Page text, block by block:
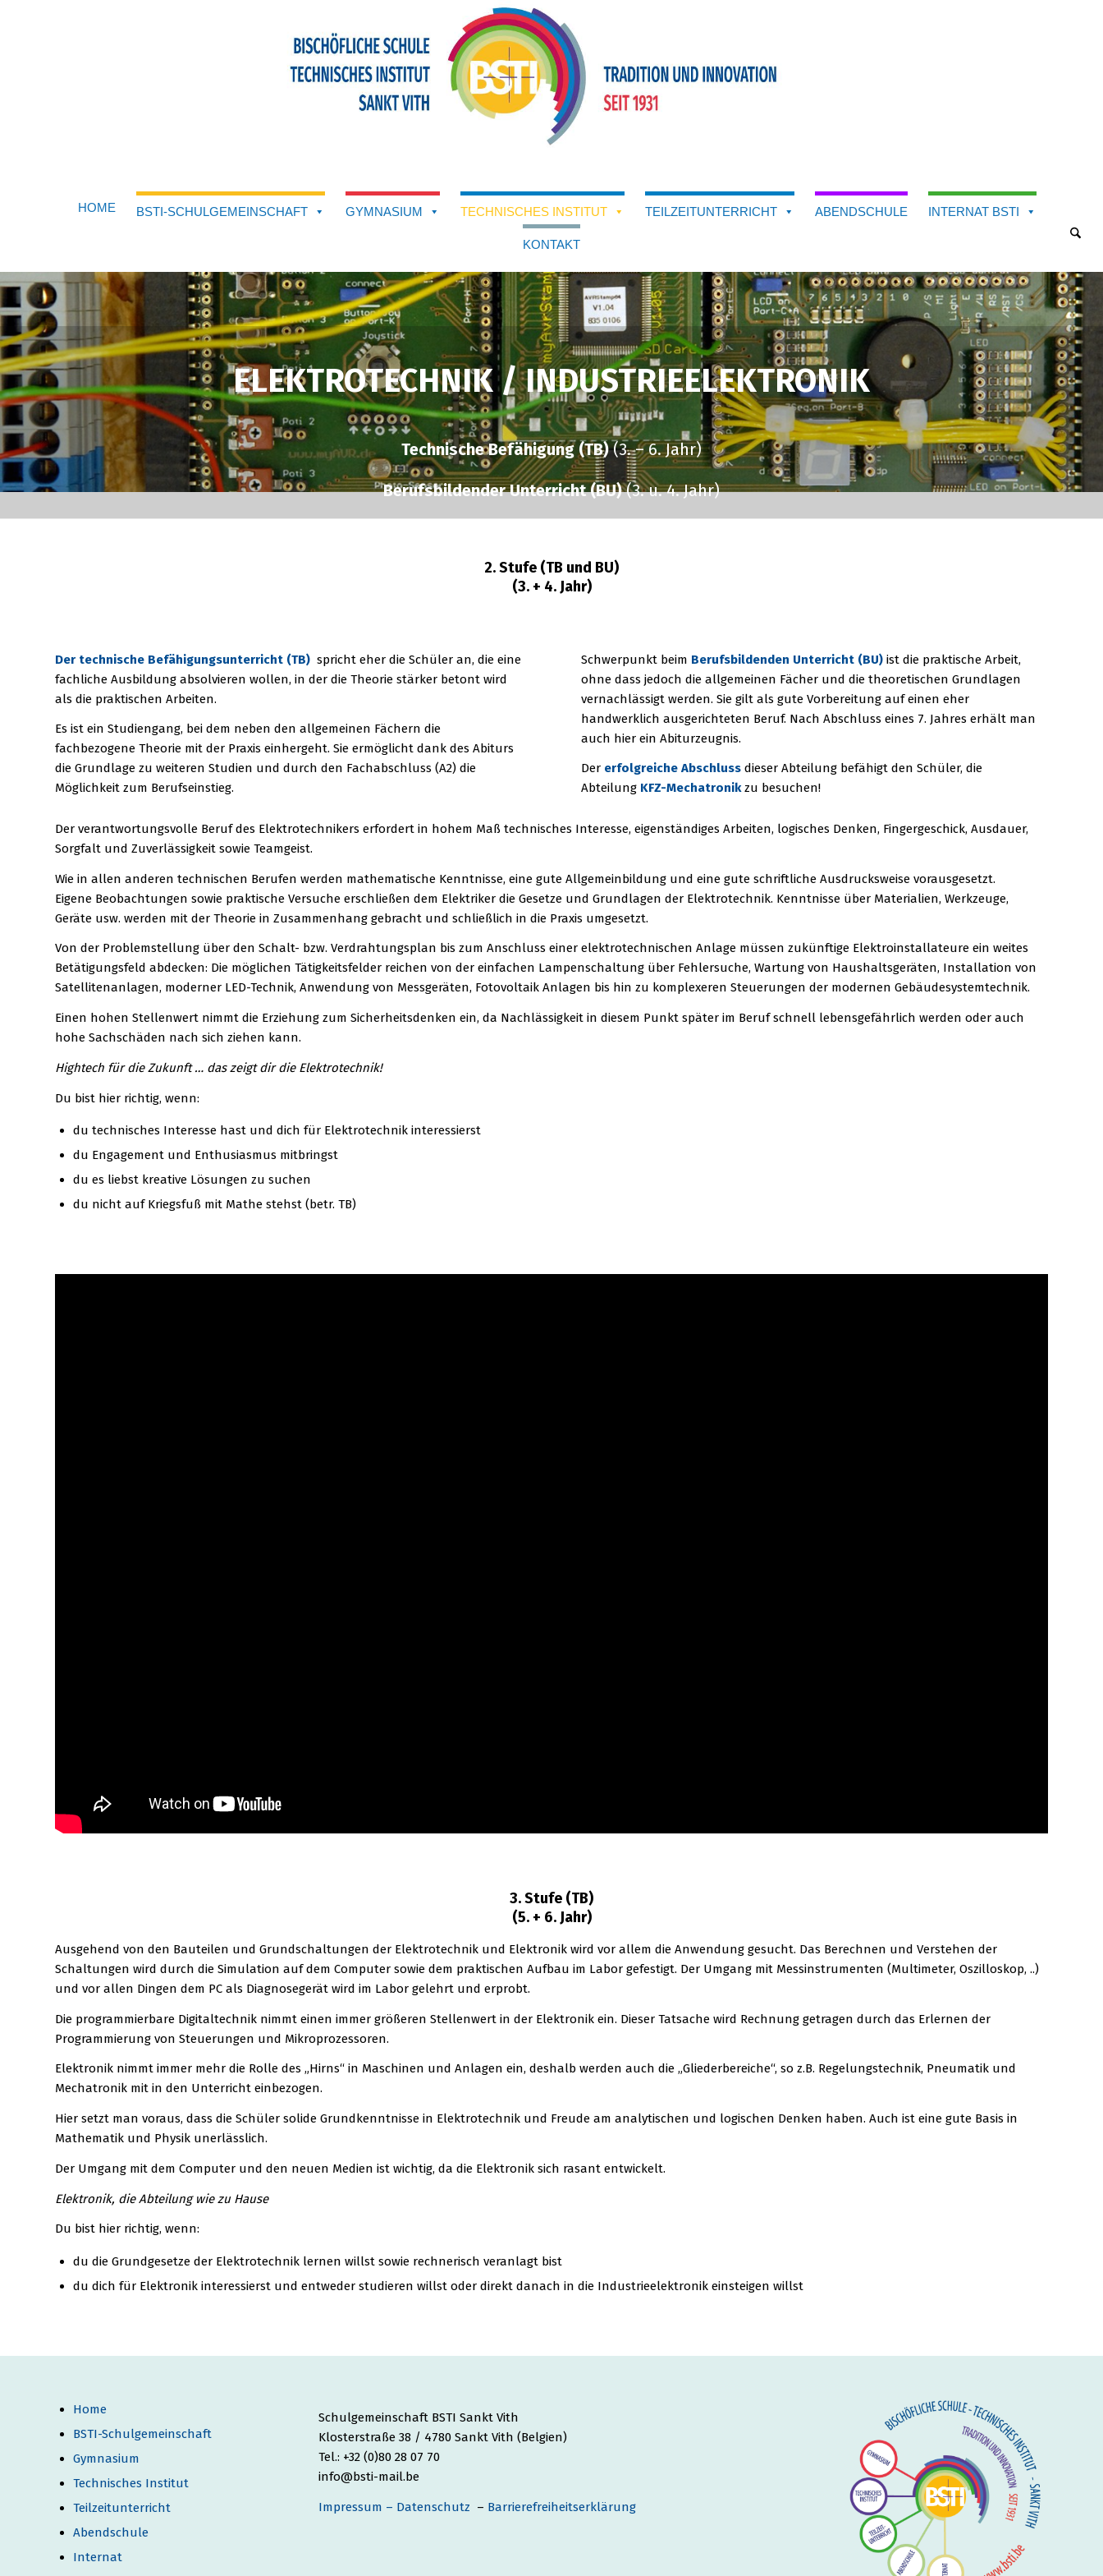
HOME BSTI-SCHULGEMEINSCHAFT GYMNASIUM TECHNISCHES INSTITUT TEILZEITUNTERRICHT ABENDSCHULE INTERNAT BSTI
KONTAKT
ELEKTROTECHNIK / INDUSTRIEELEKTRONIK
Technische Befähigung (TB)(3. – 6. Jahr)
Berufsbildender Unterricht (BU)(3. u. 4. Jahr)
2. Stufe (TB und BU)
(3. + 4. Jahr)
Der technische Befähigungsunterricht (TB) spricht eher die Schüler an, die eine
fachliche Ausbildung absolvieren wollen, in der die Theorie stärker betont wird
als die praktischen Arbeiten.
Es ist ein Studiengang, bei dem neben den allgemeinen Fächern die
fachbezogene Theorie mit der Praxis einhergeht. Sie ermöglicht dank des Abiturs
die Grundlage zu weiteren Studien und durch den Fachabschluss (A2) die
Möglichkeit zum Berufseinstieg.
Schwerpunkt beim Berufsbildenden Unterricht (BU) ist die praktische Arbeit,
ohne dass jedoch die allgemeinen Fächer und die theoretischen Grundlagen
vernachlässigt werden. Sie gilt als gute Vorbereitung auf einen eher
handwerklich ausgerichteten Beruf. Nach Abschluss eines 7. Jahres erhält man
auch hier ein Abiturzeugnis.
Der erfolgreiche Abschluss dieser Abteilung befähigt den Schüler, die
Abteilung KFZ-Mechatronikzu besuchen!
Der verantwortungsvolle Beruf des Elektrotechnikers erfordert in hohem Maß technisches Interesse, eigenständiges Arbeiten, logisches Denken, Fingergeschick, Ausdauer,
Sorgfalt und Zuverlässigkeit sowie Teamgeist.
Wie in allen anderen technischen Berufen werden mathematische Kenntnisse, eine gute Allgemeinbildung und eine gute schriftliche Ausdrucksweise vorausgesetzt.
Eigene Beobachtungen sowie praktische Versuche erschließen dem Elektriker die Gesetze und Grundlagen der Elektrotechnik. Kenntnisse über Materialien, Werkzeuge,
Geräte usw. werden mit der Theorie in Zusammenhang gebracht und schließlich in die Praxis umgesetzt.
Von der Problemstellung über den Schalt- bzw. Verdrahtungsplan bis zum Anschluss einer elektrotechnischen Anlage müssen zukünftige Elektroinstallateure ein weites
Betätigungsfeld abdecken: Die möglichen Tätigkeitsfelder reichen von der einfachen Lampenschaltung über Fehlersuche, Wartung von Haushaltsgeräten, Installation von
Satellitenanlagen, moderner LED-Technik, Anwendung von Messgeräten, Fotovoltaik Anlagen bis hin zu komplexeren Steuerungen der modernen Gebäudesystemtechnik.
Einen hohen Stellenwert nimmt die Erziehung zum Sicherheitsdenken ein, da Nachlässigkeit in diesem Punkt später im Beruf schnell lebensgefährlich werden oder auch
hohe Sachschäden nach sich ziehen kann.
Hightech für die Zukunft … das zeigt dir die Elektrotechnik!
Du bist hier richtig, wenn:
du technisches Interesse hast und dich für Elektrotechnik interessierst
du Engagement und Enthusiasmus mitbringst
du es liebst kreative Lösungen zu suchen
du nicht auf Kriegsfuß mit Mathe stehst (betr. TB)
3. Stufe (TB)
(5. + 6. Jahr)
Ausgehend von den Bauteilen und Grundschaltungen der Elektrotechnik und Elektronik wird vor allem die Anwendung gesucht. Das Berechnen und Verstehen der
Schaltungen wird durch die Simulation auf dem Computer sowie dem praktischen Aufbau im Labor gefestigt. Der Umgang mit Messinstrumenten (Multimeter, Oszilloskop, ..)
und vor allen Dingen dem PC als Diagnosegerät wird im Labor gelehrt und erprobt.
Die programmierbare Digitaltechnik nimmt einen immer größeren Stellenwert in der Elektronik ein. Dieser Tatsache wird Rechnung getragen durch das Erlernen der
Programmierung von Steuerungen und Mikroprozessoren.
Elektronik nimmt immer mehr die Rolle des „Hirns“ in Maschinen und Anlagen ein, deshalb werden auch die „Gliederbereiche“, so z.B. Regelungstechnik, Pneumatik und
Mechatronik mit in den Unterricht einbezogen.
Hier setzt man voraus, dass die Schüler solide Grundkenntnisse in Elektrotechnik und Freude am analytischen und logischen Denken haben. Auch ist eine gute Basis in
Mathematik und Physik unerlässlich.
Der Umgang mit dem Computer und den neuen Medien ist wichtig, da die Elektronik sich rasant entwickelt.
Elektronik, die Abteilung wie zu Hause
Du bist hier richtig, wenn:
du die Grundgesetze der Elektrotechnik lernen willst sowie rechnerisch veranlagt bist
du dich für Elektronik interessierst und entweder studieren willst oder direkt danach in die Industrieelektronik einsteigen willst
Home
BSTI-Schulgemeinschaft
Gymnasium
Technisches Institut
Teilzeitunterricht
Abendschule
Internat
Schulgemeinschaft BSTI Sankt Vith
Klosterstraße 38 / 4780 Sankt Vith (Belgien)
Tel.: +32 (0)80 28 07 70
info@bsti-mail.be
Impressum – Datenschutz – Barrierefreiheitserklärung